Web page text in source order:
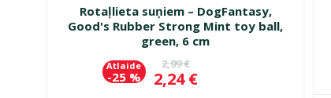
Rotaļlieta suņiem – DogFantasy,
Good's Rubber Strong Mint toy ball,
green, 6 cm
Oriģinālā cena
2,99 €
Cena
2,24 €
Atlaide
-25 %